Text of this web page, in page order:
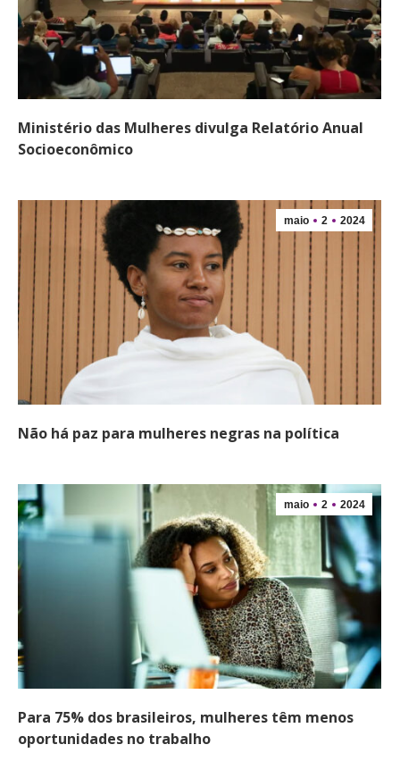
Ministério das Mulheres divulga Relatório Anual
Socioeconômico
maio 2 2024
Não há paz para mulheres negras na política
maio 2 2024
Para 75% dos brasileiros, mulheres têm menos
oportunidades no trabalho